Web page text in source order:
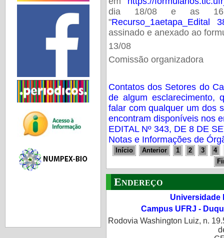
dia 18/08 e as
"Recurso_1aetapa_Edital
assinado e anexado ao
13/08
Comissão organizadora
Contatos dos Setores do
de algum esclarecimento,
falar com qualquer um dos
encontram disponíveis nos
EDITAL Nº 343, DE 8 DE
Notas e Informações de
Início Anterior 1 2 3
4
Endereço
Universidade
Campus UFRJ -
Rodovia Washington Luiz, n.